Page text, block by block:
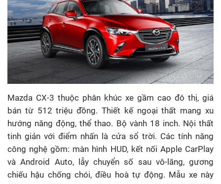
Mazda CX-3 thuộc phân khúc xe gầm cao đô thị, giá
bán từ 512 triệu đồng. Thiết kế ngoại thất mang xu
hướng năng động, thể thao. Bộ vành 18 inch. Nội thất
tinh giản với điểm nhấn là cửa sổ trời. Các tính năng
công nghệ gồm: màn hình HUD, kết nối Apple CarPlay
và Android Auto, lẫy chuyển số sau vô-lăng, gương
chiếu hậu chống chói, điều hoà tự động. Mẫu xe này